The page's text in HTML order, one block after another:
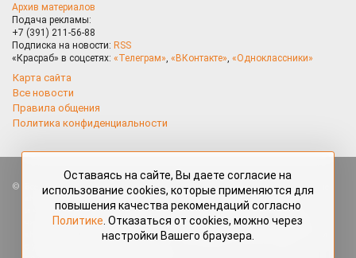
Архив материалов
Подача рекламы:
+7 (391) 211-56-88
Подписка на новости: RSS
«Красраб» в соцсетях: «Телеграм», «ВКонтакте», «Одноклассники»
Карта сайта
Все новости
Правила общения
Политика конфиденциальности
Все права защищены. Любые материалы, размещённые на портале
«Красраб.ру» сотрудниками редакции, нештатными авторами
и читателями, являются объектами авторского права. Полное или
частичное использование материалов, размещённых на портале
«Красраб.ру», допускается только с письменного согласия редакции
Оставаясь на сайте, Вы даете согласие на
использование cookies, которые применяются для
повышения качества рекомендаций согласно
Политике . Отказаться от cookies, можно через
настройки Вашего браузера.